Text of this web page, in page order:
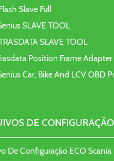
Slave Full
SLAVE TOOL
SLAVE TOOL
Position Frame Adapter
Car, Bike And LCV OBD
DE
De Configuração ECO Scania